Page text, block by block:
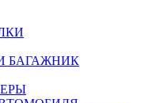
БАГАЖНИК